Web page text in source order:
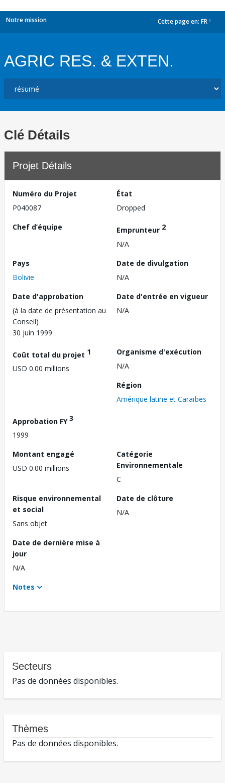
Notre mission Cette page en: FR
AGRIC RES. & EXTEN.
Clé Détails
Projet Détails
Numéro du Projet
P040087
État
Dropped
Chef d’équipe
Emprunteur 2
N/A
Pays
Bolivie
Date de divulgation
N/A
Date d'approbation
(à la date de présentation au
Conseil)
30 juin 1999
Date d'entrée en vigueur
N/A
Coût total du projet 1
USD 0.00 millions
Organisme d'exécution
N/A
Région
Amérique latine et Caraïbes
Approbation FY3
1999
Montant engagé
USD 0.00 millions
Catégorie
Environnementale
C
Risque environnemental
et social
Sans objet
Date de clôture
N/A
Date de dernière mise à
jour
N/A
Notes
Secteurs
Pas de données disponibles.
Thèmes
Pas de données disponibles.